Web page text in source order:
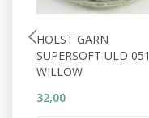
HOLST GARN
SUPERSOFT ULD 051
WILLOW
32,00